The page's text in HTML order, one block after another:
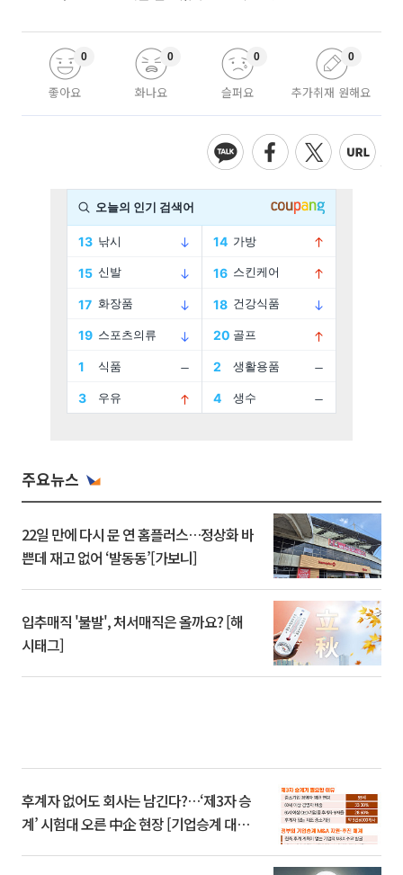
좋아요
0
화나요
0
슬퍼요
0
추가취재 원해요
0
주요뉴스
22일 만에 다시 문 연 홈플러스…정상화 바
쁜데 재고 없어 ‘발동동’[가보니]
입추매직 '불발', 처서매직은 올까요? [해
시태그]
후계자 없어도 회사는 남긴다?…‘제3자 승
계’ 시험대 오른 中企 현장 [기업승계 대전